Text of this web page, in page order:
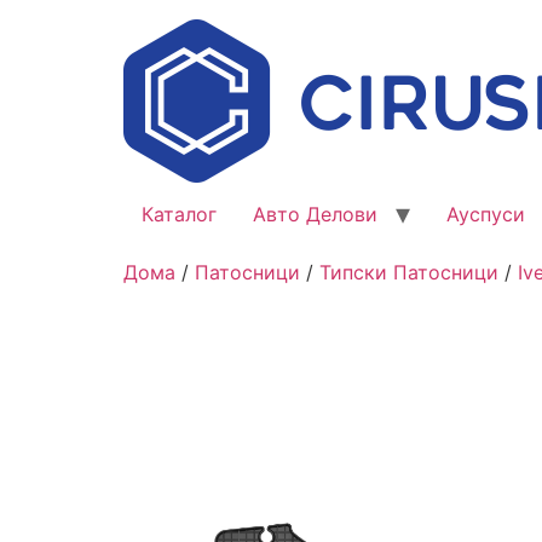
Каталог Авто Делови Ауспуси
Дома / Патосници / Типски Патосници /